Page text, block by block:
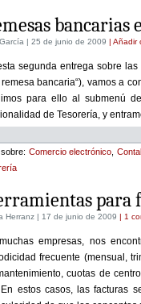
bancarias
| 25 de junio de 2009 | Añadir
segunda entrega sobre
bancaria“), vamos a
para ello al submenú
de Tesorería, y
Comercio electrónico
para
Herranz | 17 de junio de 2009 | 1
empresas, nos
frecuente (mensual,
cuotas de
estos casos, las facturas